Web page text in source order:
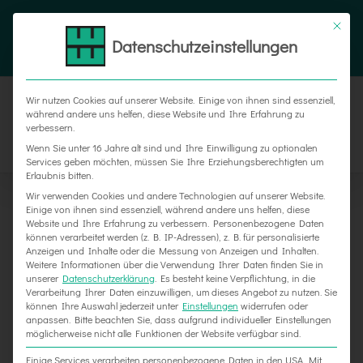
Zum
FacebookInstagram
Xing
Neue Schilder für E.L.F. in Holzminden
Datenschutzeinstellungen
Wir nutzen Cookies auf unserer Website. Einige von ihnen sind essenziell,
während andere uns helfen, diese Website und Ihre Erfahrung zu
verbessern.
Wenn Sie unter 16 Jahre alt sind und Ihre Einwilligung zu optionalen
Services geben möchten, müssen Sie Ihre Erziehungsberechtigten um
Erlaubnis bitten.
Wir verwenden Cookies und andere Technologien auf unserer Website.
Einige von ihnen sind essenziell, während andere uns helfen, diese
Website und Ihre Erfahrung zu verbessern. Personenbezogene Daten
können verarbeitet werden (z. B. IP-Adressen), z. B. für personalisierte
Anzeigen und Inhalte oder die Messung von Anzeigen und Inhalten.
Weitere Informationen über die Verwendung Ihrer Daten finden Sie in
unserer Datenschutzerklärung Es besteht keine Verpflichtung, in die
Verarbeitung Ihrer Daten einzuwilligen, um dieses Angebot zu nutzen. Sie
können Ihre Auswahl jederzeit unter Einstellungen widerrufen oder
anpassen. Bitte beachten Sie, dass aufgrund individueller Einstellungen
möglicherweise nicht alle Funktionen der Website verfügbar sind.
Einige Services verarbeiten personenbezogene Daten in den USA. Mit